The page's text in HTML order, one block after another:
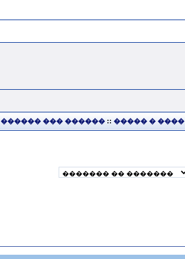
������ ��� ������ :: ����� � ����